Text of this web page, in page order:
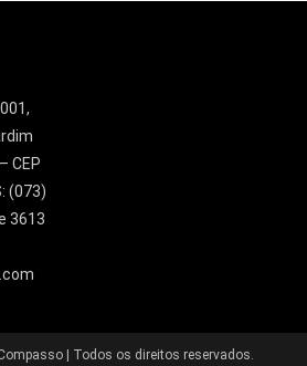
CEP
(073)
3613
| Todos os direitos reservados.